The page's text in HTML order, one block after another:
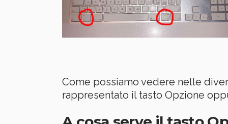
Come possiamo vedere nelle
rappresentato il tasto Opzione